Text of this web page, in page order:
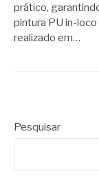
prático,
pintura PU in-
realizado em…
Pesquisar